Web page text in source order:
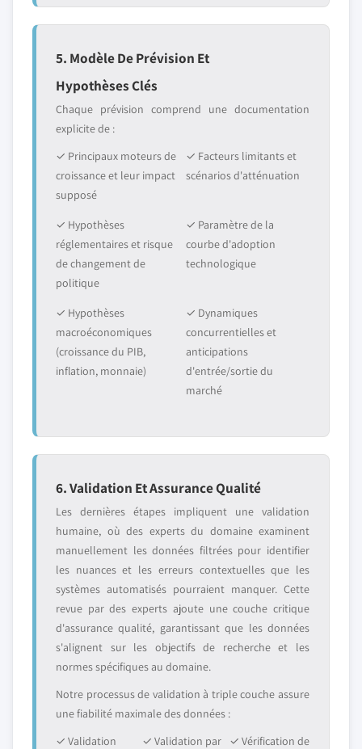
5. Modèle De Prévision Et
Hypothèses Clés
Chaque prévision comprend une documentation
explicite de :
✓ Principaux moteurs de
croissance et leur impact
supposé
✓ Facteurs limitants et
scénarios d'atténuation
✓ Hypothèses
réglementaires et risque
de changement de
politique
✓ Paramètre de la
courbe d'adoption
technologique
✓ Hypothèses
macroéconomiques
(croissance du PIB,
inflation, monnaie)
✓ Dynamiques
concurrentielles et
anticipations
d'entrée/sortie du
marché
6. Validation Et Assurance Qualité
Les dernières étapes impliquent une validation
humaine, où des experts du domaine examinent
manuellement les données filtrées pour identifier
les nuances et les erreurs contextuelles que les
systèmes automatisés pourraient manquer. Cette
revue par des experts ajoute une couche critique
d'assurance qualité, garantissant que les données
s'alignent sur les objectifs de recherche et les
normes spécifiques au domaine.
Notre processus de validation à triple couche assure
une fiabilité maximale des données :
✓ Validation
✓ Validation par
✓ Vérification de